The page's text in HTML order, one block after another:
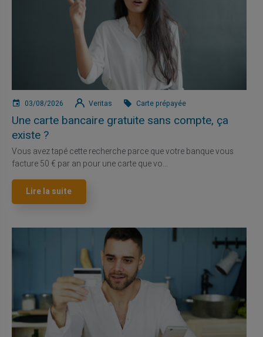
03/08/2026 Veritas Carte prépayée
Une carte bancaire gratuite sans compte, ça
existe ?
Vous avez tapé cette recherche parce que votre banque vous
facture 50 € par an pour une carte que vo...
Lire la suite